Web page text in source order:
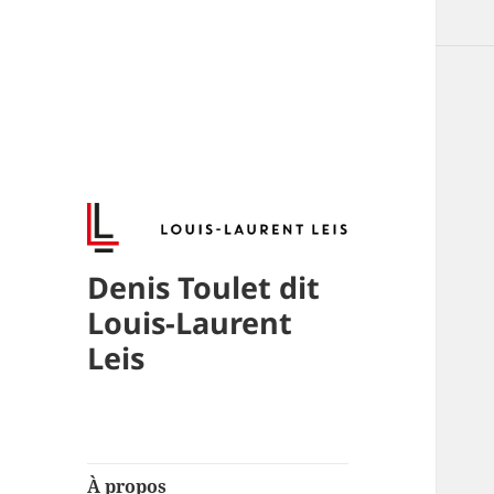
Denis Toulet dit
Louis-Laurent
Leis
À propos